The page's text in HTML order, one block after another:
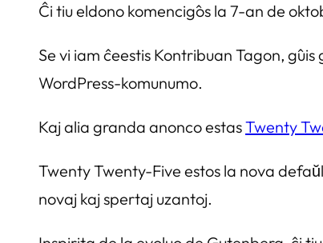
Ĉi tiu eldono komenciĝos la 7-an de
Se vi iam ĉeestis Kontribuan Tagon,
WordPress-komunumo.
Kaj alia granda anonco estasTwenty
Twenty Twenty-Five estos la nova
novaj kaj spertaj uzantoj.